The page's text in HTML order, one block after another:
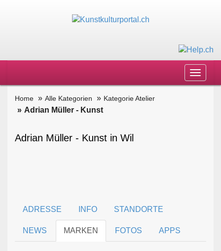
Toggle
Home Alle Kategorien Kategorie Atelier
Adrian Müller - Kunst
Adrian Müller - Kunst in Wil
ADRESSE INFO STANDORTE
NEWS MARKEN FOTOS APPS